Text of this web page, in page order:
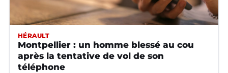
HÉRAULT
Montpellier : un homme blessé au cou
après la tentative de vol de son
téléphone